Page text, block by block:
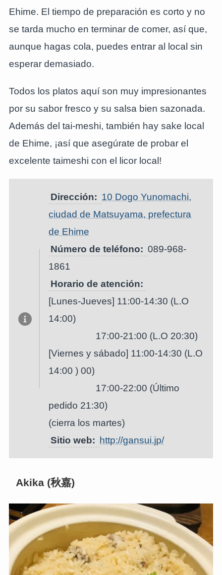
Ehime. El tiempo de preparación es corto y no
se tarda mucho en terminar de comer, así que,
aunque hagas cola, puedes entrar al local sin
esperar demasiado.
Todos los platos aquí son muy impresionantes
por su sabor fresco y su salsa bien sazonada.
Además del tai-meshi, también hay sake local
de Ehime, ¡así que asegúrate de probar el
excelente taimeshi con el licor local!
Dirección: 10 Dogo Yunomachi,
ciudad de Matsuyama, prefectura
de Ehime
Número de teléfono: 089-968-
1861
Horario de atención:
[Lunes-Jueves] 11:00-14:30 (L.O
14:00)
17:00-21:00 (L.O 20:30)
[Viernes y sábado] 11:00-14:30 (L.O
14:00 ) 00)
17:00-22:00 (Último
pedido 21:30)
(cierra los martes)
Sitio web:
http://gansui.jp/
Akika (秋嘉)